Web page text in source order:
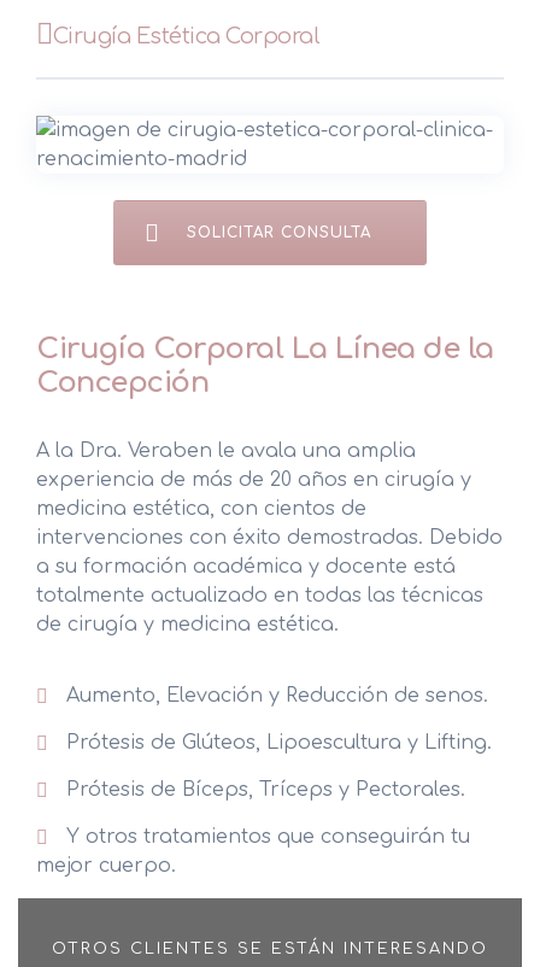
Cirugía Estética Corporal
SOLICITAR CONSULTA
Cirugía Corporal La Línea de la
Concepción
A la Dra. Veraben le avala una amplia
experiencia de más de 20 años en cirugía y
medicina estética, con cientos de
intervenciones con éxito demostradas. Debido
a su formación académica y docente está
totalmente actualizado en todas las técnicas
de cirugía y medicina estética.
Aumento, Elevación y Reducción de senos.
Prótesis de Glúteos, Lipoescultura y Lifting.
Prótesis de Bíceps, Tríceps y Pectorales.
Y otros tratamientos que conseguirán tu
mejor cuerpo.
OTROS CLIENTES SE ESTÁN INTERESANDO